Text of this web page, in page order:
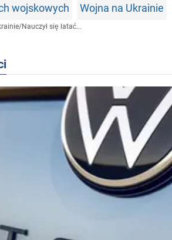
wojskowych Wojna na Ukrainie
/Nauczył się latać...